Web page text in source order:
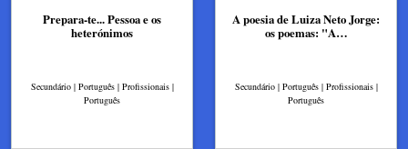
Prepara-te... Pessoa e os
heterónimos
Secundário | Português | Profissionais |
Português
A poesia de Luiza Neto Jorge:
os poemas: "A…
Secundário | Português | Profissionais |
Português